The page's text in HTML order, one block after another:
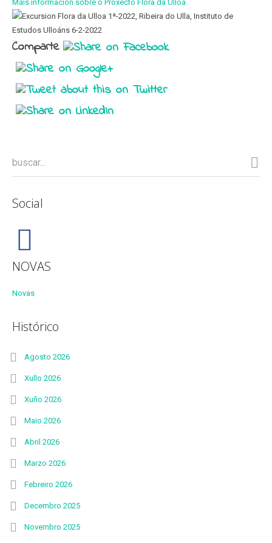
Máis información sobre o Proxecto Flora da Ulloa
Comparte
Social
NOVAS
Novas
Histórico
Agosto 2026
Xullo 2026
Xuño 2026
Maio 2026
Abril 2026
Marzo 2026
Febreiro 2026
Decembro 2025
Novembro 2025